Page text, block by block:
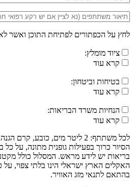
לחץ על הכפתורים לפתיחת התוכן ואשר
ציוד מומלץ:
קרא עוד
בטיחות וביטחון:
קרא עוד
הנחיות משרד הבריאות:
קרא עוד
לכל משתתף: 2 ליטר מים, כובע,
הסיור כרוך בפעילות גופנית מתונה, על כל
בריאות יש לידע מראש. המסלול כולל
האקלים הארץ ישראלי הינו בלתי צפוי, על
בהתאם לתנאי מזג האוויר.